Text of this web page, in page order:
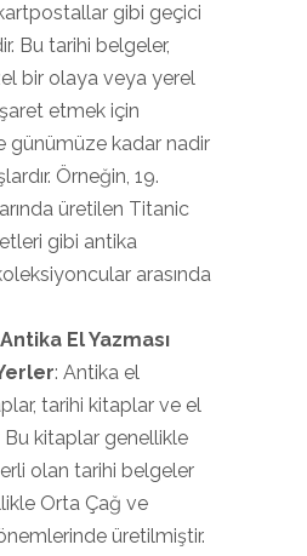
gibi geçici
Bu tarihi belgeler,
bir olaya veya yerel
etmek için
günümüze kadar nadir
Örneğin, 19.
üretilen Titanic
gibi antika
arasında
El Yazması
: Antika el
tarihi kitaplar ve el
Bu kitaplar genellikle
olan tarihi belgeler
Orta Çağ ve
üretilmiştir.